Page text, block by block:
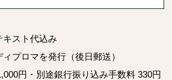
スト代込み
プロマを発行（後日郵送）
円・別途銀行振り込み手数料 330円